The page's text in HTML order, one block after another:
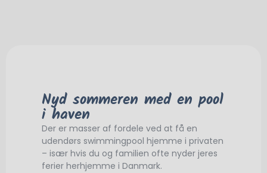
Nyd sommeren med en pool
i haven
Der er masser af fordele ved at få en
udendørs swimmingpool hjemme i privaten
– især hvis du og familien ofte nyder jeres
ferier herhjemme i Danmark.